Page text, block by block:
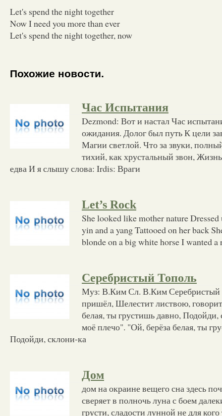
Let's spend the night together
Now I need you more than ever
Let's spend the night together, now
Похожие новости.
Час Испытания
Dezmond: Вот и настал Час
ожидания. Долог был путь К цели
Магии светлой. Что за звуки,
тихий, как хрустальный звон,
едва И я слышу слова: Irdis: Враги
Let’s Rock
She looked like mother nature
yin and a yang Tattooed on her back
blonde on a big white horse I wanted a
Серебристый Тополь
Муз: В.Ким Сл. В.Ким Серебристый
пришёл, Шелестит листвою,
белая, ты грустишь давно, Подойди,
моё плечо". "Ой, берёза белая, ты
Подойди, склони-ка
Дом
дом на окраине вещего сна здесь
сверяет в полночь луна с боем
грусти, сладости лунной не для